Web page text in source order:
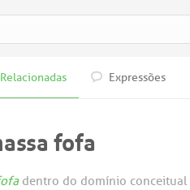
Relacionadas Expressões
fofa
dentro do domínio conceitual